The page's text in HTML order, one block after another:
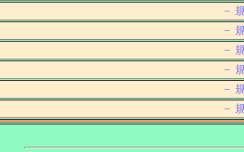
－
－
－
－
－
－